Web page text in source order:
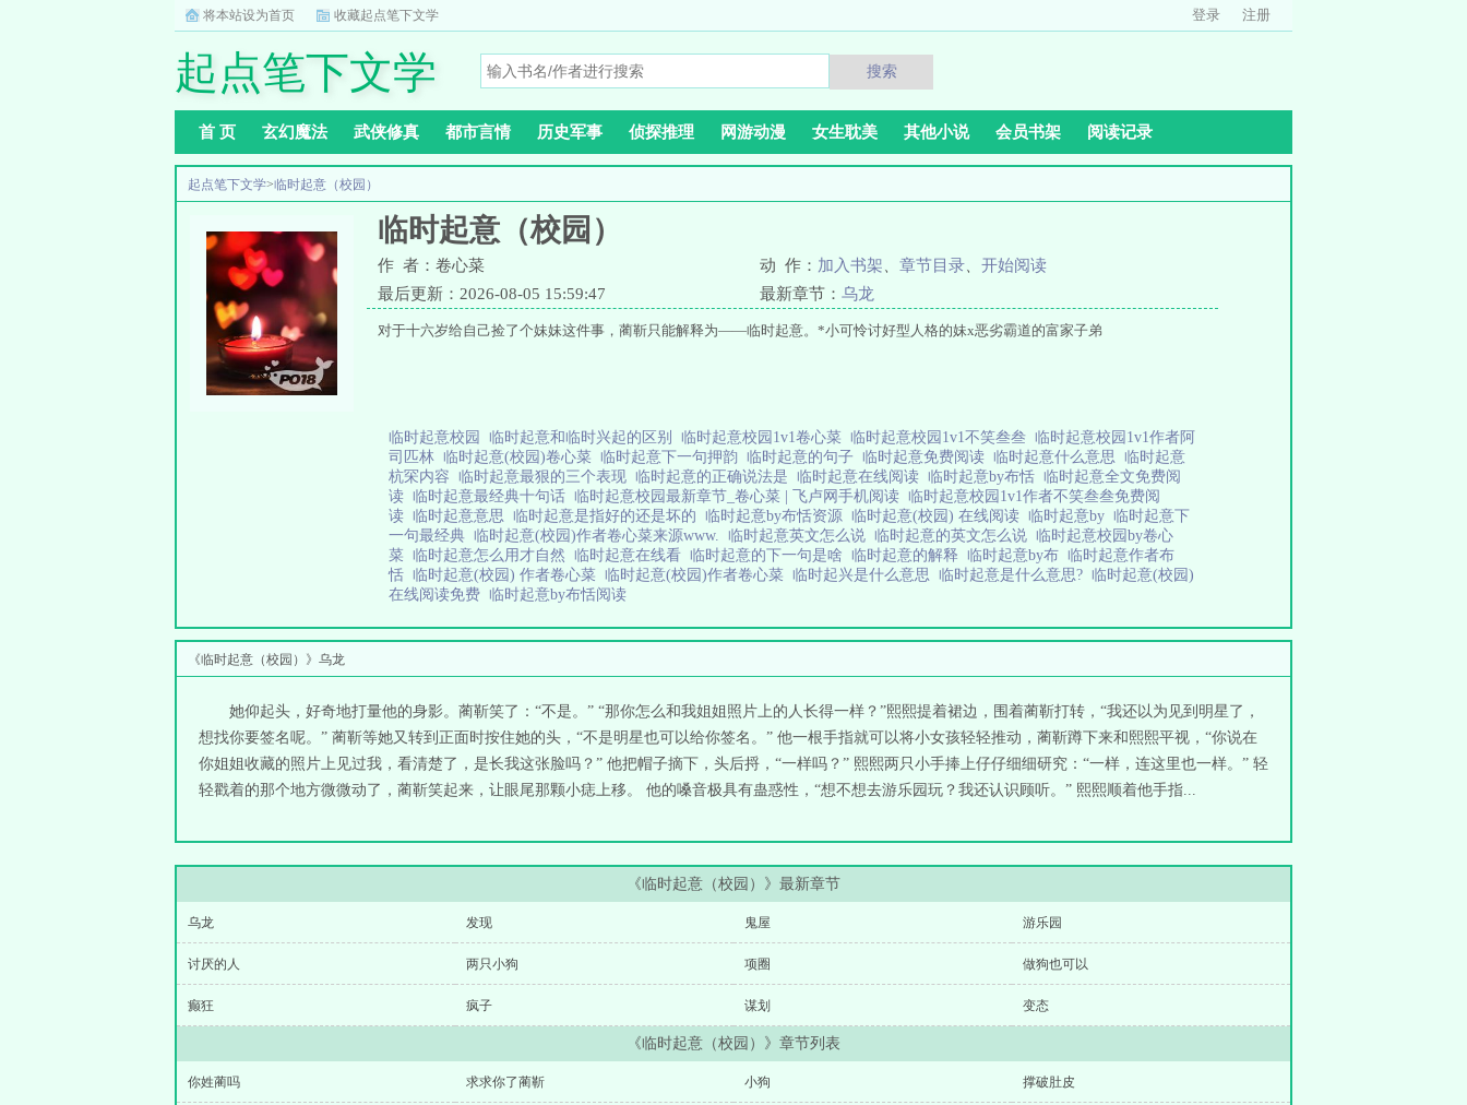
将本站设为首页 收藏起点笔下文学 登录 注册
起点笔下文学 搜索
首 页 玄幻魔法 武侠修真 都市言情 历史军事 侦探推理 网游动漫 女生耽美 其他小说 会员书架 阅读记录
起点笔下文学>临时起意（校园）
临时起意（校园）
作 者：卷心菜 动 作： 加入书架 章节目录
开始阅读
最后更新：2026-08-05 15:59:47
最新章节： 乌龙
对于十六岁给自己捡了个妹妹这件事，蔺靳只能解释为——临时起意。*小可怜讨好型人格的妹x恶劣霸道的富家子弟
临时起意校园 临时起意和临时兴起的区别 临时起意校园1v1卷心菜 临时起意校园1v1不笑叁叁 临时起意校园1v1作者阿
司匹林 临时起意(校园)卷心菜 临时起意下一句押韵 临时起意的句子 临时起意免费阅读 临时起意什么意思 临时起意
杭罙内容 临时起意最狠的三个表现 临时起意的正确说法是 临时起意在线阅读 临时起意by布恬 临时起意全文免费阅
读 临时起意最经典十句话 临时起意校园最新章节_卷心菜 | 飞卢网手机阅读 临时起意校园1v1作者不笑叁叁免费阅
读 临时起意意思 临时起意是指好的还是坏的 临时起意by布恬资源 临时起意(校园) 在线阅读 临时起意by 临时起意下
一句最经典 临时起意(校园)作者卷心菜来源www. 临时起意英文怎么说 临时起意的英文怎么说 临时起意校园by卷心
菜 临时起意怎么用才自然 临时起意在线看 临时起意的下一句是啥 临时起意的解释 临时起意by布 临时起意作者布
恬 临时起意(校园) 作者卷心菜 临时起意(校园)作者卷心菜 临时起兴是什么意思 临时起意是什么意思? 临时起意(校园)
在线阅读免费 临时起意by布恬阅读
《临时起意（校园）》乌龙
她仰起头，好奇地打量他的身影。蔺靳笑了：“不是。” “那你怎么和我姐姐照片上的人长得一样？”熙熙提着裙边，围着蔺靳打转，“我还以为见到明星了，
想找你要签名呢。” 蔺靳等她又转到正面时按住她的头，“不是明星也可以给你签名。” 他一根手指就可以将小女孩轻轻推动，蔺靳蹲下来和熙熙平视，“你说在
你姐姐收藏的照片上见过我，看清楚了，是长我这张脸吗？” 他把帽子摘下，头后捋，“一样吗？” 熙熙两只小手捧上仔仔细细研究：“一样，连这里也一样。” 轻
轻戳着的那个地方微微动了，蔺靳笑起来，让眼尾那颗小痣上移。 他的嗓音极具有蛊惑性，“想不想去游乐园玩？我还认识顾听。” 熙熙顺着他手指...
《临时起意（校园）》最新章节
乌龙 发现 鬼屋 游乐园
讨厌的人 两只小狗 项圈 做狗也可以
癫狂 疯子 谋划 变态
《临时起意（校园）》章节列表
你姓蔺吗 求求你了蔺靳 小狗 撑破肚皮